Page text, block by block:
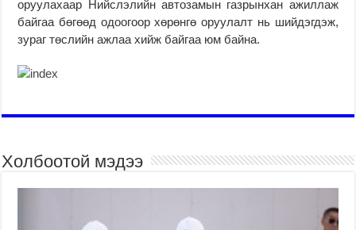
оруулахаар Нийслэлийн автозамын газрынхан ажиллаж
байгаа бөгөөд одоогоор хөрөнгө оруулалт нь шийдэгдэж,
зураг төслийн ажлаа хийж байгаа юм байна.
Холбоотой мэдээ